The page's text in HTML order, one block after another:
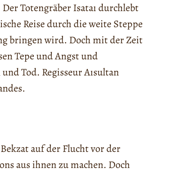
Totengräber Isataı durchlebt
Reise durch die weite Steppe
bringen wird. Doch mit der Zeit
Tepe und Angst und
Tod. Regisseur Aısultan
auf der Flucht vor der
aus ihnen zu machen. Doch